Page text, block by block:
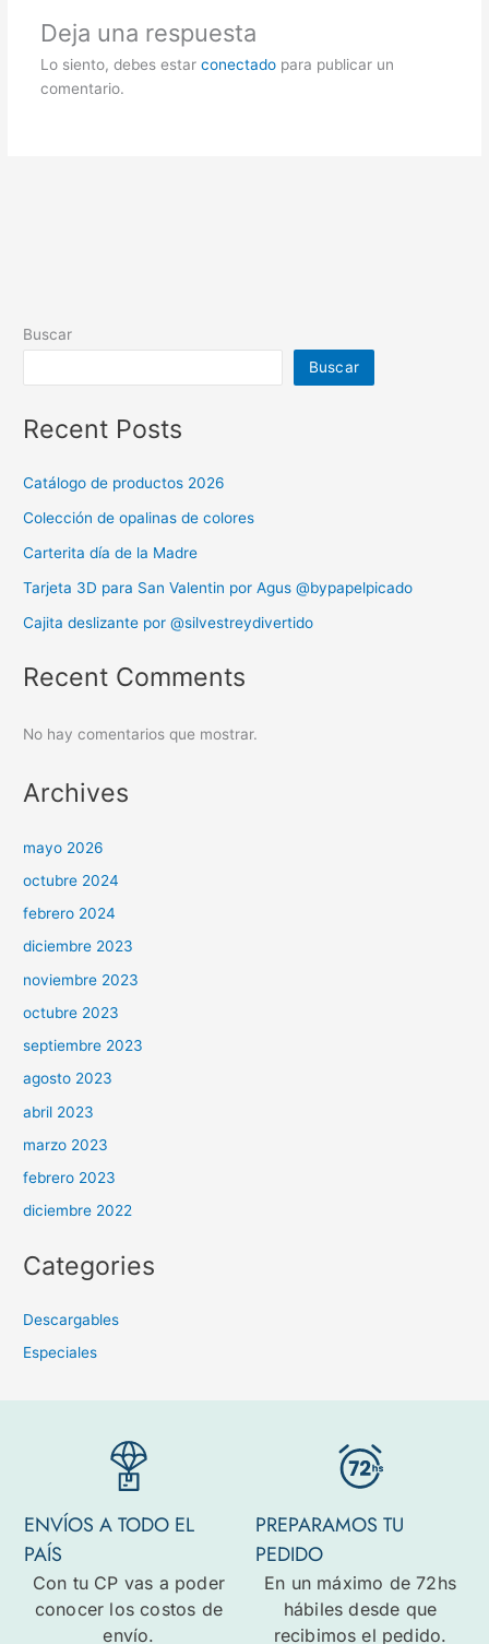
Deja una respuesta
Lo siento, debes estar conectadopara publicar un
comentario.
Buscar
Buscar
Recent Posts
Catálogo de productos 2026
Colección de opalinas de colores
Carterita día de la Madre
Tarjeta 3D para San Valentin por Agus @bypapelpicado
Cajita deslizante por @silvestreydivertido
Recent Comments
No hay comentarios que mostrar.
Archives
mayo 2026
octubre 2024
febrero 2024
diciembre 2023
noviembre 2023
octubre 2023
septiembre 2023
agosto 2023
abril 2023
marzo 2023
febrero 2023
diciembre 2022
Categories
Descargables
Especiales
ENVÍOS A TODO EL
PAÍS
Con tu CP vas a poder
conocer los costos de
envío.
PREPARAMOS TU
PEDIDO
En un máximo de 72hs
hábiles desde que
recibimos el pedido.